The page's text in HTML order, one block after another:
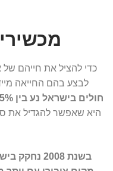
כדי להציל את חייהם
לבצע בהם החייאה
חולים בישראל נע בין 5% ל-10% בלבד
היא שאפשר להגדיל את
בשנת 2008